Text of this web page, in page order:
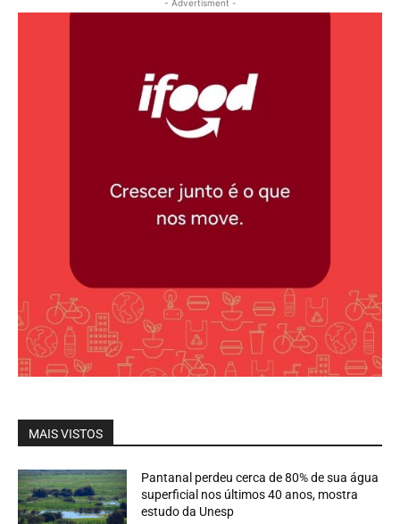
- Advertisment -
MAIS VISTOS
Pantanal perdeu cerca de 80% de sua água
superficial nos últimos 40 anos, mostra
estudo da Unesp